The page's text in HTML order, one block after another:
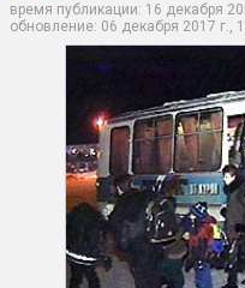
время публикации: 16 декабря
обновление: 06 декабря 2017 г.,